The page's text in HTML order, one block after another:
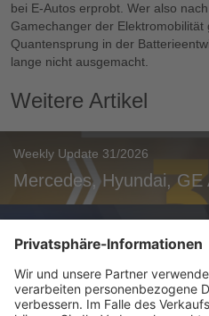
bei E-Autos erprobt. Wer also
Gamechanger der Elektromobilität
Quantensprung in der
lange nicht ausgemacht.
Weitere Artikel
Weekly Update 31/2026
Mercedes, Hyundai, GE
Hyundai AllDayEnergy:
Mobility